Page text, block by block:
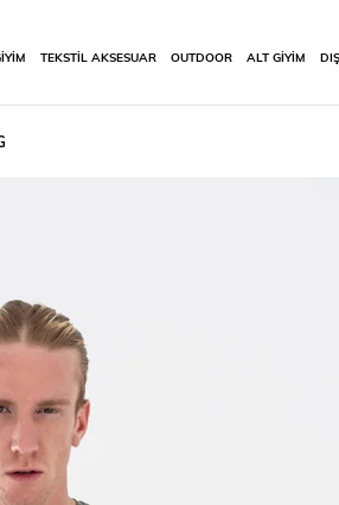
TEKSTİL AKSESUAR OUTDOOR ALT GİYİM